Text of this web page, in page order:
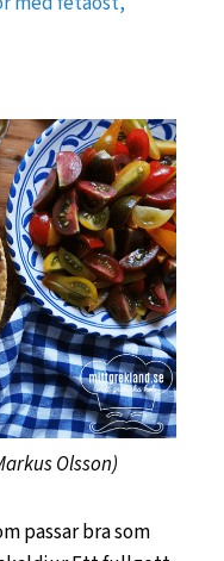
Olsson)
passar bra som